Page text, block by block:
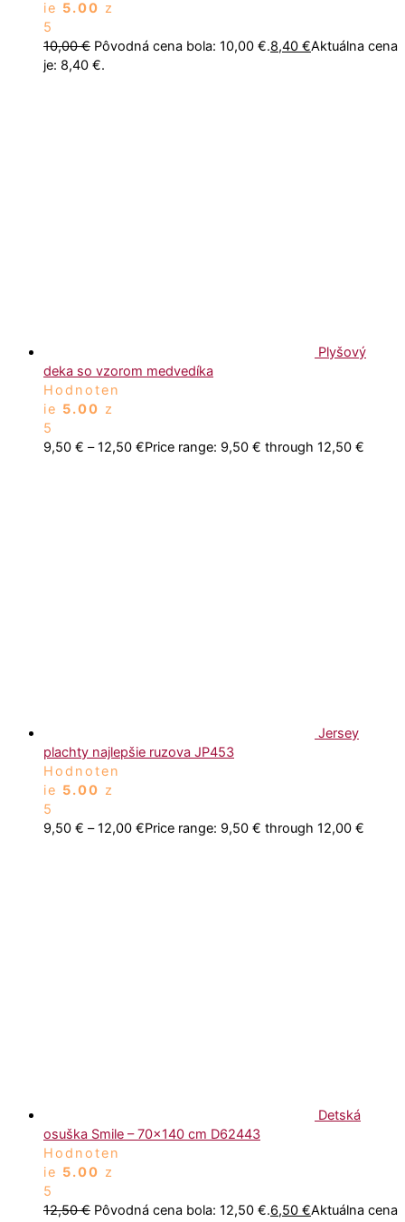
ie 5.00 z
5
10,00€ Pôvodná cena bola: 10,00 €.8,40 €Aktuálna cena
je: 8,40 €.
Plyšový
deka so vzorom medvedíka
Hodnoten
ie 5.00 z
5
9,50 € – 12,50 €Price range: 9,50 € through 12,50 €
Jersey
plachty najlepšie ruzova JP453
Hodnoten
ie 5.00 z
5
9,50 € – 12,00 €Price range: 9,50 € through 12,00 €
Detská
osuška Smile – 70x140 cm D62443
Hodnoten
ie 5.00 z
5
12,50€ Pôvodná cena bola: 12,50 €.6,50 €Aktuálna cena